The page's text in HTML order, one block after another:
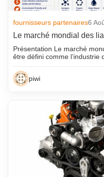
fournisseurs partenaires6
Le marché mondial des
Présentation Le marché
être défini comme
piwi